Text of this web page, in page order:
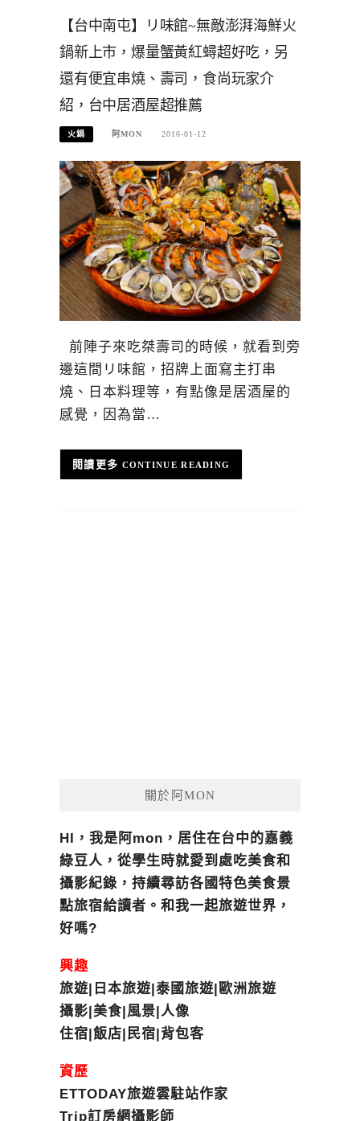
【台中南屯】リ味館~無敵澎湃海鮮火
鍋新上市，爆量蟹黃紅蟳超好吃，另
還有便宜串燒、壽司，食尚玩家介
紹，台中居酒屋超推薦
火鍋 阿MON 2016-01-12
前陣子來吃桀壽司的時候，就看到旁
邊這間リ味館，招牌上面寫主打串
燒、日本料理等，有點像是居酒屋的
感覺，因為當…
CONTINUE READING
關於阿MON
HI，我是阿mon，居住在台中的嘉義
綠豆人，從學生時就愛到處吃美食和
攝影紀錄，持續尋訪各國特色美食景
點旅宿給讀者。和我一起旅遊世界，
好嗎?
興趣
旅遊|日本旅遊|泰國旅遊|歐洲旅遊
攝影|美食|風景|人像
住宿|飯店|民宿|背包客
資歷
ETTODAY旅遊雲駐站作家
Trip訂房網攝影師